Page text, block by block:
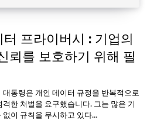
터 프라이버시 : 기업의
뢰를 보호하기 위해 필
통령은 개인 데이터 규정을 반복적으로
한 처벌을 요구했습니다. 그는 많은 기
없이 규칙을 무시하고 있다…